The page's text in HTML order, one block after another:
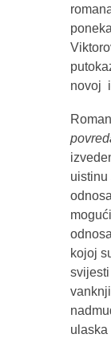
novoj
Roman
uistinu
kojoj
ulaska